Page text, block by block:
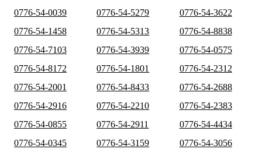
0776-54-0039
0776-54-5279
0776-54-3622
0776-54-1458
0776-54-5313
0776-54-8838
0776-54-7103
0776-54-3939
0776-54-0575
0776-54-8172
0776-54-1801
0776-54-2312
0776-54-2001
0776-54-8433
0776-54-2688
0776-54-2916
0776-54-2210
0776-54-2383
0776-54-0855
0776-54-2911
0776-54-4434
0776-54-0345
0776-54-3159
0776-54-3056